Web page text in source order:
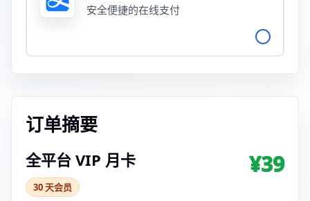
安全便捷的在线支付
订单摘要
全平台 VIP 月卡
30 天会员
¥39